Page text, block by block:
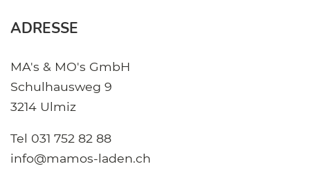
ADRESSE
MA's & MO's GmbH
Schulhausweg 9
3214 Ulmiz
Tel 031 752 82 88
info@mamos-laden.ch